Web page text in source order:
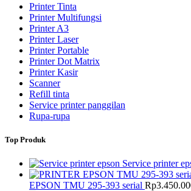
Printer Tinta
Printer Multifungsi
Printer A3
Printer Laser
Printer Portable
Printer Dot Matrix
Printer Kasir
Scanner
Refill tinta
Service printer panggilan
Rupa-rupa
Top Produk
Service printer
EPSON TMU 295-393 serial Rp